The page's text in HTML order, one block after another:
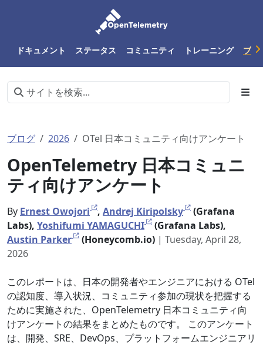
ドキュメント ステータス コミュニティ トレーニング ブロ
ブログ 2026 OTel 日本コミュニティ向けアンケート
OpenTelemetry 日本コミュニ
ティ向けアンケート
By Ernest Owojori , Andrej Kiripolsky
(Grafana
Labs), Yoshifumi YAMAGUCHI
(Grafana Labs),
Austin Parker
(Honeycomb.io) | Tuesday, April 28,
2026
このレポートは、日本の開発者やエンジニアにおける OTel
の認知度、導入状況、コミュニティ参加の現状を把握する
ために実施された、OpenTelemetry 日本コミュニティ向
けアンケートの結果をまとめたものです。 このアンケート
は、開発、SRE、DevOps、プラットフォームエンジニアリ